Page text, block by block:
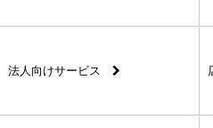
法人向けサービス